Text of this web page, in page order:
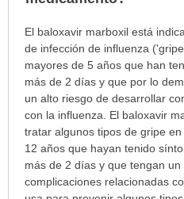
¿Para
cuáles
condiciones
enfermedades
prescribe
este
medicamento?
El baloxavir marboxil está
de infección de influenza
mayores de 5 años que han
más de 2 días y que por lo
un alto riesgo de desarrollar
con la influenza. El baloxavir
tratar algunos tipos de gripe
12 años que hayan tenido
más de 2 días y que tengan
complicaciones relacionadas